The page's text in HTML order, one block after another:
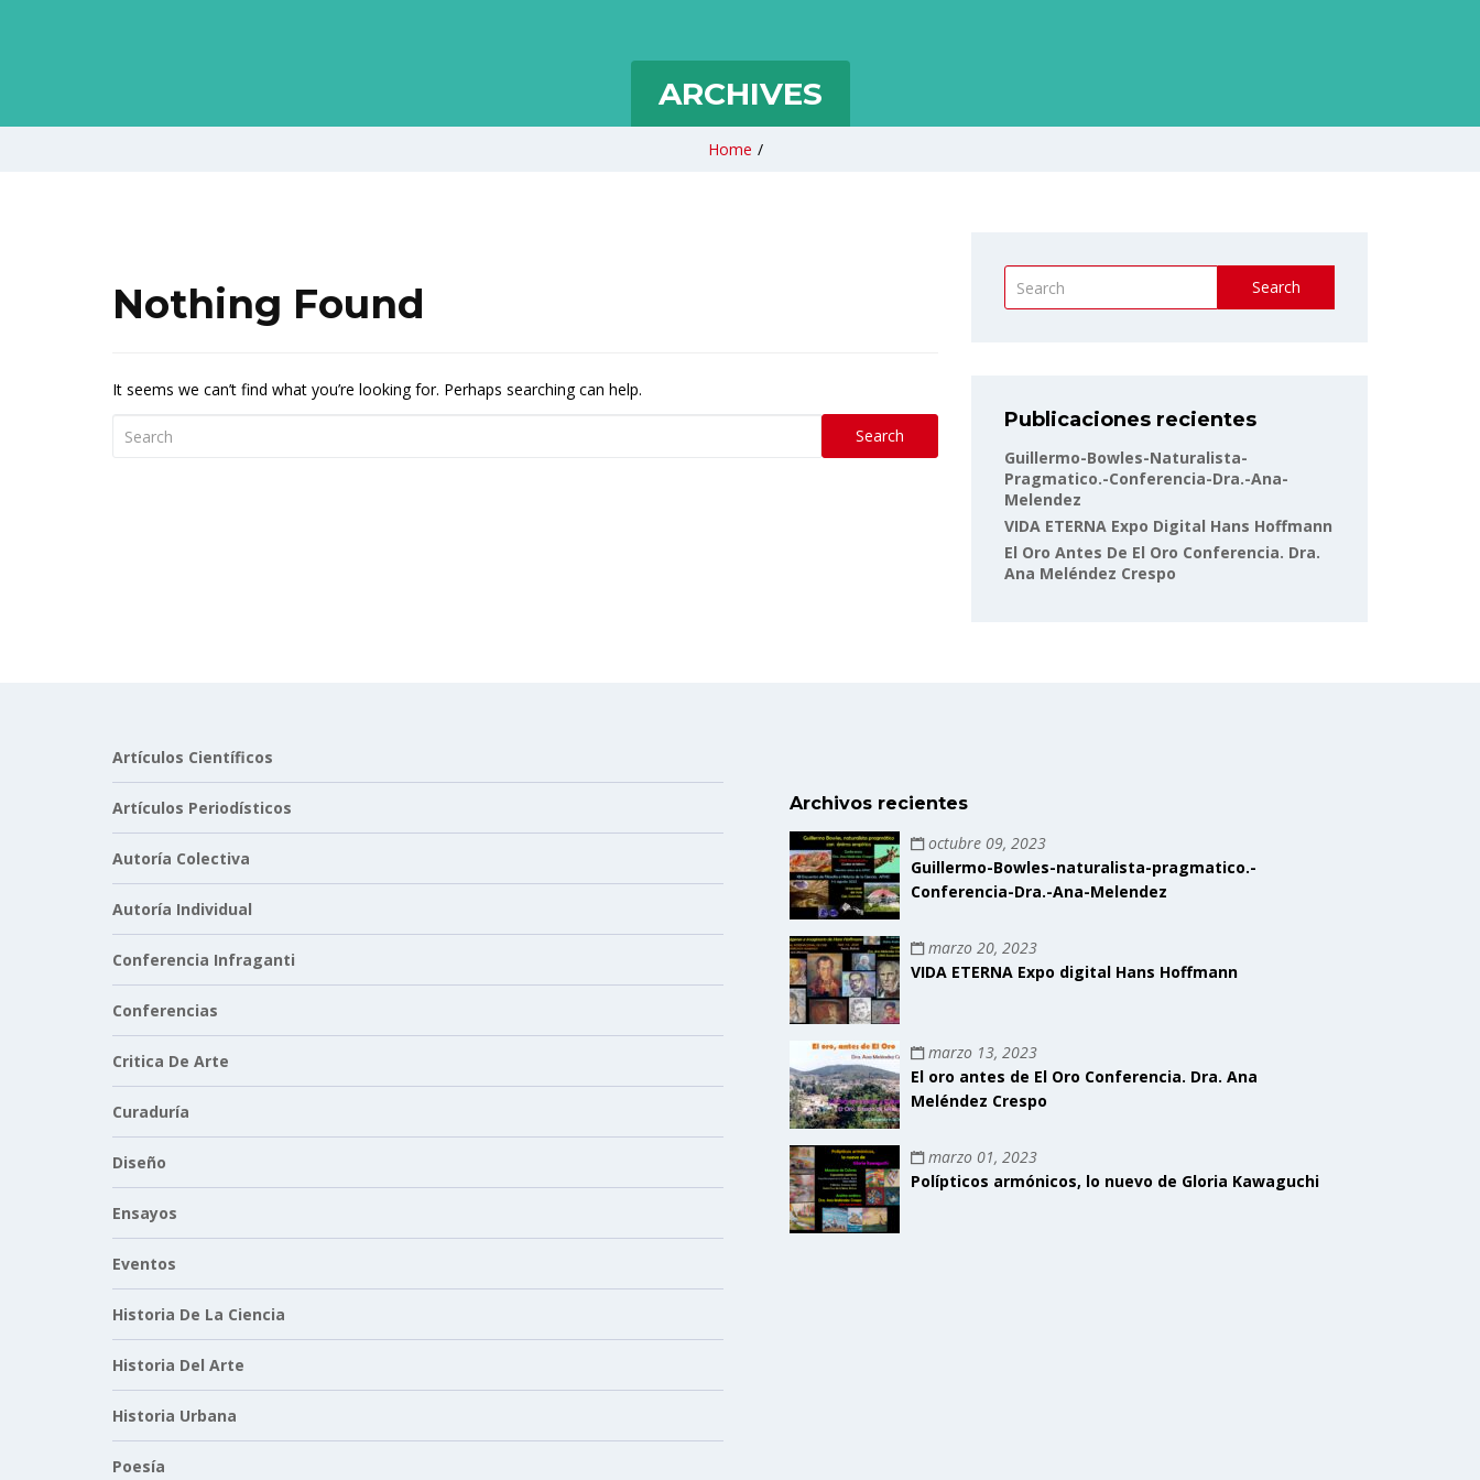
ARCHIVES
Home /
Nothing Found
It seems we can’t find what you’re looking for. Perhaps searching can help.
Search
Search
Publicaciones recientes
Guillermo-Bowles-Naturalista-
Pragmatico.-Conferencia-Dra.-Ana-
Melendez
VIDA ETERNA Expo Digital Hans Hoffmann
El Oro Antes De El Oro Conferencia. Dra.
Ana Meléndez Crespo
Artículos Científicos
Artículos Periodísticos
Autoría Colectiva
Autoría Individual
Conferencia Infraganti
Conferencias
Critica De Arte
Curaduría
Diseño
Ensayos
Eventos
Historia De La Ciencia
Historia Del Arte
Historia Urbana
Poesía
Archivos recientes
octubre 09, 2023
Guillermo-Bowles-naturalista-pragmatico.-
Conferencia-Dra.-Ana-Melendez
marzo 20, 2023
VIDA ETERNA Expo digital Hans Hoffmann
marzo 13, 2023
El oro antes de El Oro Conferencia. Dra. Ana
Meléndez Crespo
marzo 01, 2023
Polípticos armónicos, lo nuevo de Gloria Kawaguchi